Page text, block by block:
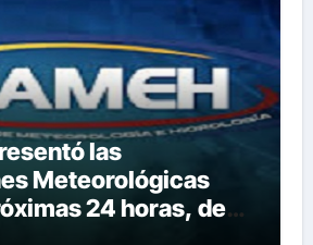
las
Meteorológicas
24 horas, de